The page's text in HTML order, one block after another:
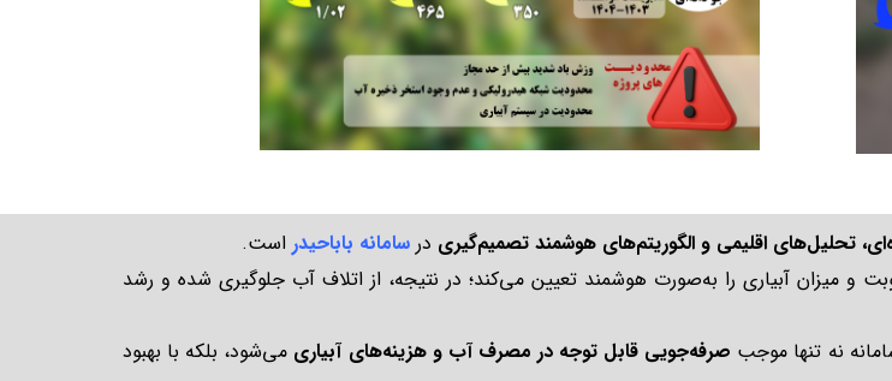
تحلیل‌های اقلیمی و الگوریتم‌های هوشمند تصمیم‌گیری در سامانه باباحیدر است.
و میزان آبیاری را به‌صورت هوشمند تعیین می‌کند؛ در نتیجه، از اتلاف آب جلوگیری شده و رشد
نه تنها موجب صرفه‌جویی قابل توجه در مصرف آب و هزینه‌های آبیاری می‌شود، بلکه با بهبود